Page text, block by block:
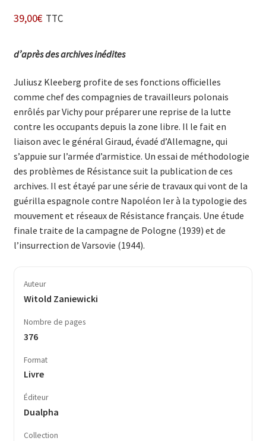
39,00€ TTC
d’après des archives inédites
Juliusz Kleeberg profite de ses fonctions officielles
comme chef des compagnies de travailleurs polonais
enrôlés par Vichy pour préparer une reprise de la lutte
contre les occupants depuis la zone libre. Il le fait en
liaison avec le général Giraud, évadé d’Allemagne, qui
s’appuie sur l’armée d’armistice. Un essai de méthodologie
des problèmes de Résistance suit la publication de ces
archives. Il est étayé par une série de travaux qui vont de la
guérilla espagnole contre Napoléon Ier à la typologie des
mouvement et réseaux de Résistance français. Une étude
finale traite de la campagne de Pologne (1939) et de
l’insurrection de Varsovie (1944).
Auteur
Witold Zaniewicki
Nombre de pages
376
Format
Livre
Éditeur
Dualpha
Collection